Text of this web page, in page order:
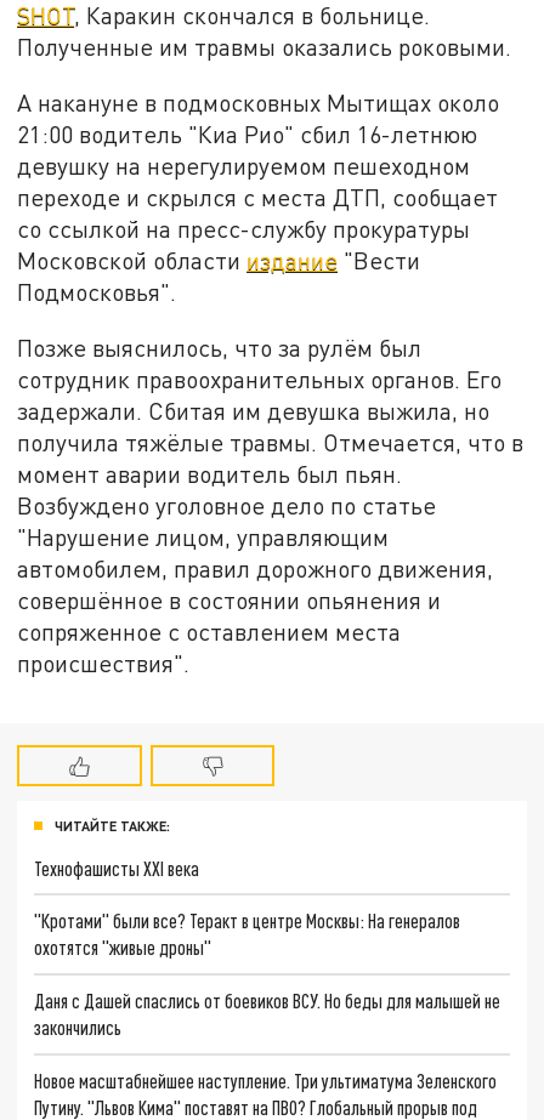
SHOT, Каракин скончался в больнице.
Полученные им травмы оказались роковыми.
А накануне в подмосковных Мытищах около
21:00 водитель "Киа Рио" сбил 16-летнюю
девушку на нерегулируемом пешеходном
переходе и скрылся с места ДТП, сообщает
со ссылкой на пресс-службу прокуратуры
Московской области издание "Вести
Подмосковья".
Позже выяснилось, что за рулём был
сотрудник правоохранительных органов. Его
задержали. Сбитая им девушка выжила, но
получила тяжёлые травмы. Отмечается, что в
момент аварии водитель был пьян.
Возбуждено уголовное дело по статье
"Нарушение лицом, управляющим
автомобилем, правил дорожного движения,
совершённое в состоянии опьянения и
сопряженное с оставлением места
происшествия".
ЧИТАЙТЕ ТАКЖЕ:
Технофашисты XXI века
"Кротами" были все? Теракт в центре Москвы: На генералов
охотятся "живые дроны"
Даня с Дашей спаслись от боевиков ВСУ. Но беды для малышей не
закончились
Новое масштабнейшее наступление. Три ультиматума Зеленского
Путину. "Львов Кима" поставят на ПВО? Глобальный прорыв под